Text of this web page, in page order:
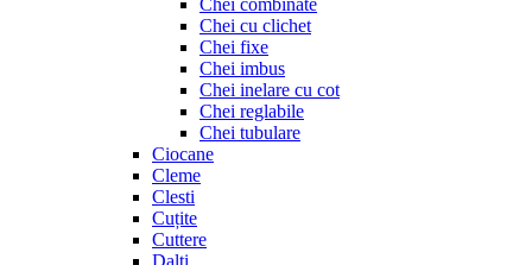
Chei combinate
Chei cu clichet
Chei fixe
Chei imbus
Chei inelare cu cot
Chei reglabile
Chei tubulare
Ciocane
Cleme
Clesti
Cuțite
Cuttere
Dalti